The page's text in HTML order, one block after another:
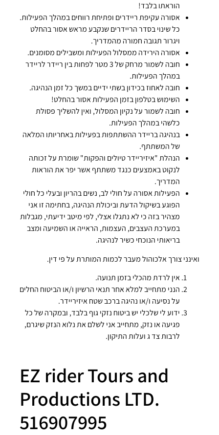
הוראתו בלבד!
אסורה עקיפת ריידרים ופתיחת רווחים במהלך הפעילות.
כל שינוי בסדר הריידרים שנקבע מראש אסור בהחלט
ויגרור תגובה חמורה מהמדריך.
אסורה הירידה ממסלול הפעילות ומשבילים מסומנים.
חובה לשמור מרחק של 3 מטר לפחות בין ריידר לריידר
במהלך הפעילות.
חובה לאחוז בכידון בשתי ידיים במשך כל זמן הנהיגה.
השימוש בטלפון בזמן הפעילות אסור בהחלט!
חובה לשמור על נקיון המסלול, ואין להשליך פסולת
כלשהי במהלך הפעילות.
בנהיגה בריידר ההשתתפות בפעילות באחריותו המלאה
של המשתתף.
הנהלת "איזיריידר טיולים והפקות" שומרת על זכותה
לנקוט באמצעים כנגד משתתף אשר יפר את הוראות
המדריך.
הפעילות אסורה על חולי לב, נשים בהריון ובעלי כל חולי
הפוגע בשיקול הדעת וביכולת הנהיגה, בחתימה זו אני
מצהיר בזה כי לא נתגלו אצלי, לפי מיטב ידיעתי, מגבלות
במערכת העצבים, העצמות, הראייה או השמיעה ומצב
בריאותי הנוכחי כשיר לנהיגה.
ואינני צורך אלכוהול מעבר לכמות המותרת על פי דין.
אין לרדת מהכלי בזמן תנועה.
הנני מתחייב למלא אחר תנאי הרשיון ו/או הביטוח החלים
על נסיעה ו/או נהיגה ברכב שטח איזיריידר.
ידוע לי שלכלי יש ביטוח נזקי גוף בלבד, ובמקרה של כל
פגיעה או נזק, מתחייב אני לשלם את נלוא הנזק שיגרם,
לרבות צד ג ועלות התיקון.
EZ rider Tours and
Productions LTD.
516907995